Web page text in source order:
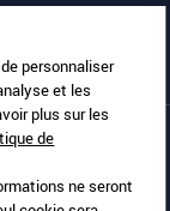
personnaliser
et les
plus sur les
de
ne seront